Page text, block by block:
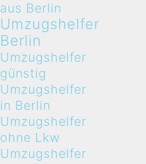
aus Berlin
Umzugshelfer
Berlin
Umzugshelfer
günstig
Umzugshelfer
in Berlin
Umzugshelfer
ohne Lkw
Umzugshelfer